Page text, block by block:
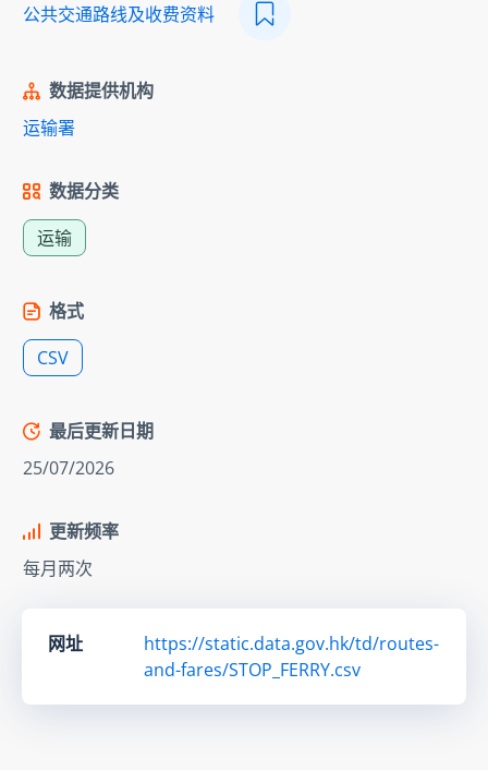
公共交通路线及收费资料
数据提供机构
运输署
数据分类
运输
格式
CSV
最后更新日期
25/07/2026
更新频率
每月两次
网址
https://static.data.gov.hk/td/routes-
and-fares/STOP_FERRY.csv